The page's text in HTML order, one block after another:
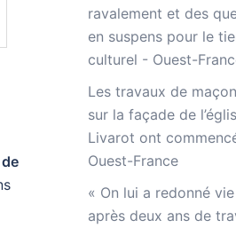
ravalement et des
en suspens pour le
culturel - Ouest-
Les travaux de
sur la façade de
Livarot ont
Ouest-France
« On lui a redonné
après deux ans de